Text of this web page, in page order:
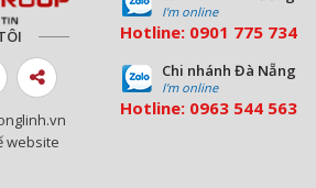
website
I'm online
Hotline: 0901 775 734
Chi nhánh Đà Nẵng
I'm online
Hotline: 0963 544 563